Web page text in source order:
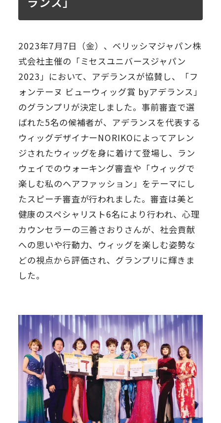
2023年7月7日（金）、ベリッシマジャパン株
式会社主催の「ミセスユニバースジャパン
2023」において、アデランスが協賛し、「フ
ォンテーヌ ビューウィッグ賞 byアデランス」
のグランプリが決定しました。事前審査で選
ばれた5名の候補者が、アデランスを代表する
ウィッグデザイナーNORIKOによってアレン
ジされたウィッグを身に着けて登場し、ラン
ウェイでのウォーキング審査や「ウィッグで
楽しむ私のヘアファッション」をテーマにし
たスピーチ審査が行われました。審査は美と
健康のスペシャリスト6名により行われ、心理
カウンセラーの三善さおりさんが、社会貢献
への思いや行動力、ウィッグを楽しむ姿勢な
どの視点から評価され、グランプリに輝きま
した。